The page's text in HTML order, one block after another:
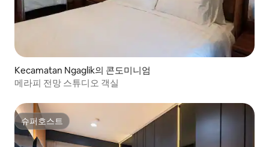
Kecamatan Ngaglik의 콘도미니엄
메라피 전망 스튜디오 객실
슈퍼호스트
슈퍼호스트